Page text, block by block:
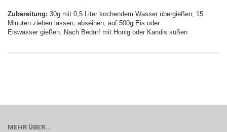
Zubereitung: 30g mit 0,5 Liter kochendem Wasser übergießen, 15
Minuten ziehen lassen, abseihen, auf 500g Eis oder
Eiswasser gießen. Nach Bedarf mit Honig oder Kandis süßen
MEHR ÜBER...